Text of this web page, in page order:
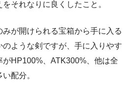
それなりに良くしたこと。
が開けられる宝箱から手に入る
ような剣ですが、手に入りやす
がHP100%、ATK300%、他は全
配分。